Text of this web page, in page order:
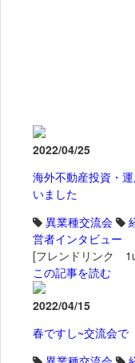
2022/04/25
海外不動産投資・
いました
異業種交流会
営者インタビュー
[フレンドリンク
この記事を読む
2022/04/15
春ですし~交流会で